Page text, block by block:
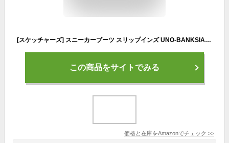
[スケッチャーズ] スニーカーブーツ スリップインズ UNO-BANKSIA_183022W メンズ WHT 26.0 cm
この商品をサイトでみる
価格と在庫をAmazonでチェック >>